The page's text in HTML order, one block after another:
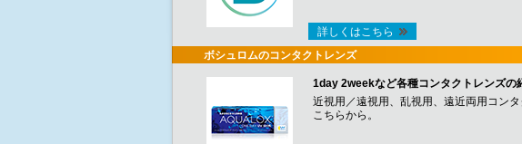
詳しくはこちら
ボシュロムのコンタクトレンズ
1day 2weekなど各種コンタクトレンズの
近視用／遠視用、乱視用、遠近両用コン
こちらから。